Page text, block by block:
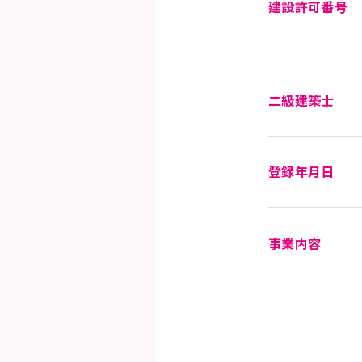
建設許可番号
二級建築士
登録年月日
事業内容